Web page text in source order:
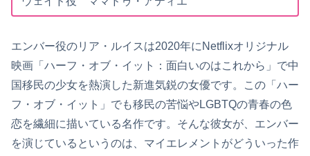
エンバー役のリア・ルイスは2020年にNetflixオリジナル
映画「ハーフ・オブ・イット：面白いのはこれから」で中
国移民の少女を熱演した新進気鋭の女優です。この「ハー
フ・オブ・イット」でも移民の苦悩やLGBTQの青春の色
恋を繊細に描いている名作です。そんな彼女が、エンバー
を演じているというのは、マイエレメントがどういった作